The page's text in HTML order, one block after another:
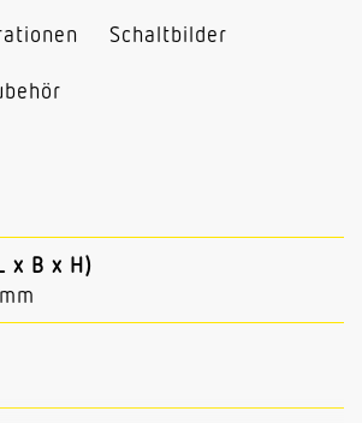
Schaltbilder
x B x H)